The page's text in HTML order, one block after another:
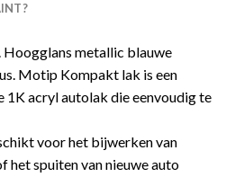
metallic blauwe
Motip Kompakt lak is een
1K acryl autolak die eenvoudig te
voor het bijwerken van
het spuiten van nieuwe auto